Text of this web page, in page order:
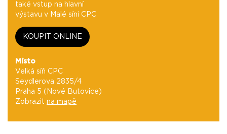
také vstup na hlavní
výstavu v Malé síni CPC
KOUPIT ONLINE
Místo
Velká síň CPC
Seydlerova 2835/4
Praha 5 (Nové Butovice)
Zobrazit na mapě